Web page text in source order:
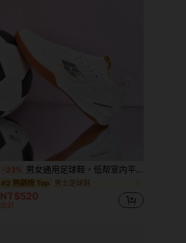
-23% 男女通用足球鞋，低帮室内平底运动鞋，轻便高性能五人制足球鞋，校园风
#2 熱銷榜 Top 男士足球鞋
NT$520
估計